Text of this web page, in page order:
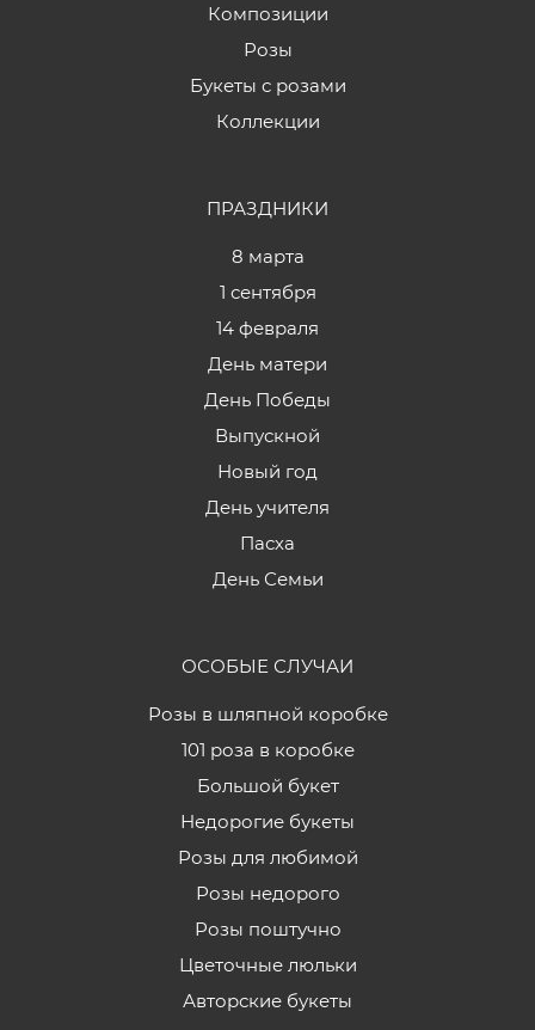
Композиции
Розы
Букеты с розами
Коллекции
ПРАЗДНИКИ
8 марта
1 сентября
14 февраля
День матери
День Победы
Выпускной
Новый год
День учителя
Пасха
День Семьи
ОСОБЫЕ СЛУЧАИ
Розы в шляпной коробке
101 роза в коробке
Большой букет
Недорогие букеты
Розы для любимой
Розы недорого
Розы поштучно
Цветочные люльки
Авторские букеты